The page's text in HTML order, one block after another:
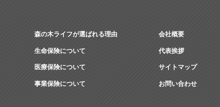
森の木ライフが選ばれる理由
生命保険について
医療保険について
事業保険について
会社概要
代表挨拶
サイトマップ
お問い合わせ